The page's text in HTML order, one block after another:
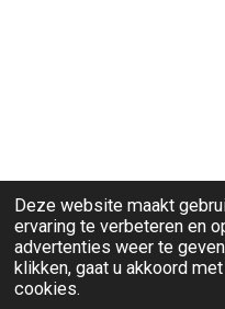
Deze website maakt
ervaring te verbeteren en
advertenties weer te
klikken, gaat u akkoord
cookies.
© 2026 Ravi-Stones